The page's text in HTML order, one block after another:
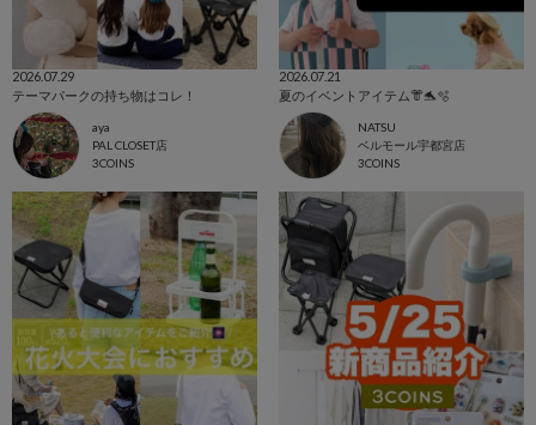
2026.07.29
テーマパークの持ち物はコレ！
aya
PAL CLOSET店
3COINS
2026.07.21
夏のイベントアイテム👘🐬🫧‪
NATSU
ベルモール宇都宮店
3COINS